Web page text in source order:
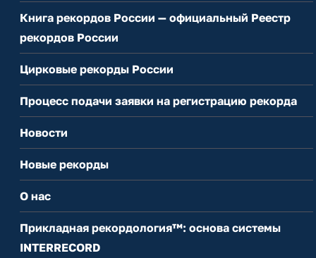
Книга рекордов России — официальный Реестр
рекордов России
Цирковые рекорды России
Процесс подачи заявки на регистрацию рекорда
Новости
Новые рекорды
О нас
Прикладная рекордология™: основа системы
INTERRECORD